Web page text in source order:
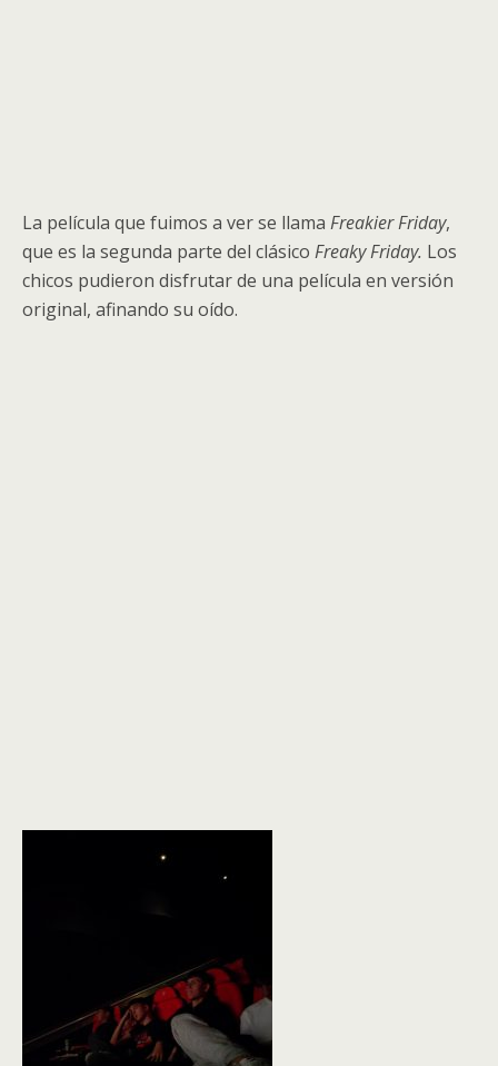
La película que fuimos a ver se llama Freakier Friday,
que es la segunda parte del clásico Freaky Friday. Los
chicos pudieron disfrutar de una película en versión
original, afinando su oído.